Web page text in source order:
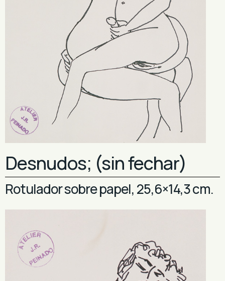
Desnudos; (sin fechar)
Rotulador sobre papel, 25,6×14,3 cm.